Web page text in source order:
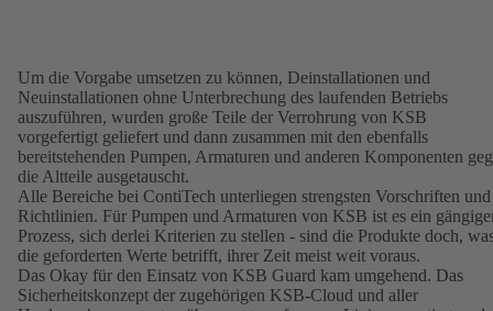
Um die Vorgabe umsetzen zu können, Deinstallationen und
Neuinstallationen ohne Unterbrechung des laufenden Betriebs
auszuführen, wurden große Teile der Verrohrung von KSB
vorgefertigt geliefert und dann zusammen mit den ebenfalls
bereitstehenden Pumpen, Armaturen und anderen Komponenten
die Altteile ausgetauscht.
Alle Bereiche bei ContiTech unterliegen strengsten Vorschriften und
Richtlinien. Für Pumpen und Armaturen von KSB ist es ein
Prozess, sich derlei Kriterien zu stellen - sind die Produkte doch,
die geforderten Werte betrifft, ihrer Zeit meist weit voraus.
Das Okay für den Einsatz von KSB Guard kam umgehend. Das
Sicherheitskonzept der zugehörigen KSB-Cloud und aller